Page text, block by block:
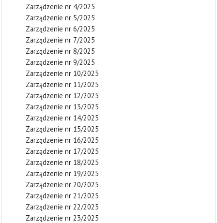
Zarządzenie nr 4/2025
Zarządzenie nr 5/2025
Zarządzenie nr 6/2025
Zarządzenie nr 7/2025
Zarządzenie nr 8/2025
Zarządzenie nr 9/2025
Zarządzenie nr 10/2025
Zarządzenie nr 11/2025
Zarządzenie nr 12/2025
Zarządzenie nr 13/2025
Zarządzenie nr 14/2025
Zarządzenie nr 15/2025
Zarządzenie nr 16/2025
Zarządzenie nr 17/2025
Zarządzenie nr 18/2025
Zarządzenie nr 19/2025
Zarządzenie nr 20/2025
Zarządzenie nr 21/2025
Zarządzenie nr 22/2025
Zarządzenie nr 23/2025